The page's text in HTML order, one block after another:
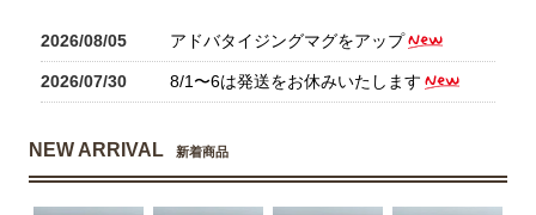
2026/08/05 アドバタイジングマグをアップ
2026/07/30 8/1〜6は発送をお休みいたします
NEW ARRIVAL 新着商品